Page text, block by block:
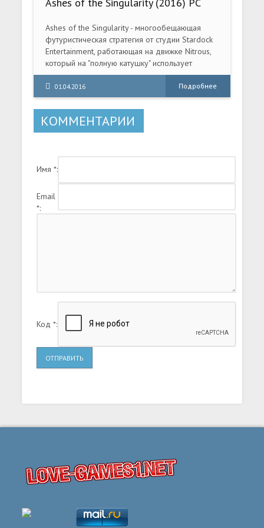
Ashes of the Singularity - многообещающая
футуристическая стратегия от студии Stardock
Entertainment, работающая на движке Nitrous,
который на "полную катушку" использует
DirectX 12 и инновационную графическую
технологию AMD Mantle. Вас ожидает проект
беспрецедентного масштаба и детализации,
где даже самый маленький юнит обладает
собственной независимой системой
вооружения, а каждый отдельный выстрел
01.04.2016 Подробнее
КОММЕНТАРИИ
Имя *:
Email
*:
Код *:
ОТПРАВИТЬ